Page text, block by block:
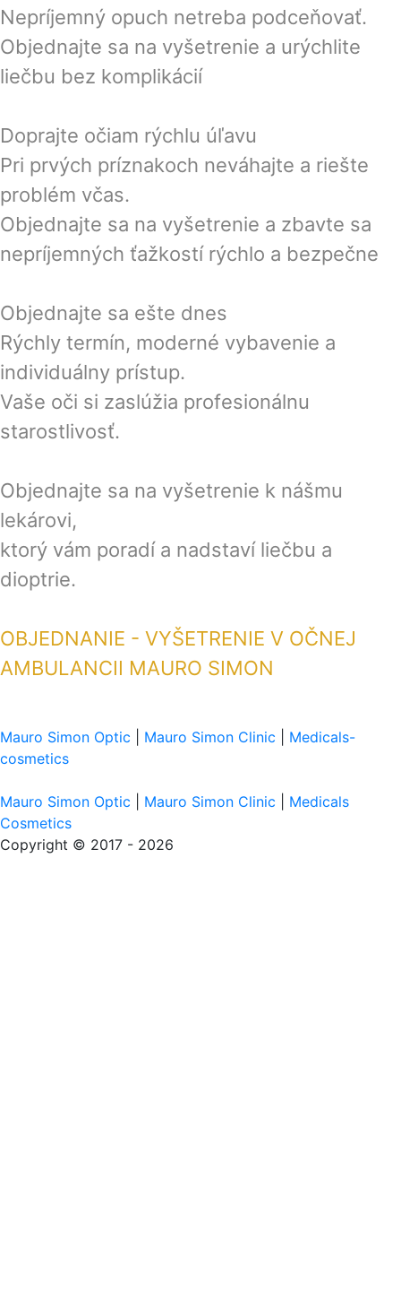
Nepríjemný opuch netreba podceňovať.
Objednajte sa na vyšetrenie a urýchlite
liečbu bez komplikácií
Doprajte očiam rýchlu úľavu
Pri prvých príznakoch neváhajte a riešte
problém včas.
Objednajte sa na vyšetrenie a zbavte sa
nepríjemných ťažkostí rýchlo a bezpečne
Objednajte sa ešte dnes
Rýchly termín, moderné vybavenie a
individuálny prístup.
Vaše oči si zaslúžia profesionálnu
starostlivosť.
Objednajte sa na vyšetrenie k nášmu
lekárovi,
ktorý vám poradí a nadstaví liečbu a
dioptrie.
OBJEDNANIE - VYŠETRENIE V OČNEJ
AMBULANCII MAURO SIMON
Mauro Simon Optic Mauro Simon Clinic
Medicals-
cosmetics
Mauro Simon Optic Mauro Simon Clinic
Medicals
Cosmetics
Copyright © 2017 - 2026